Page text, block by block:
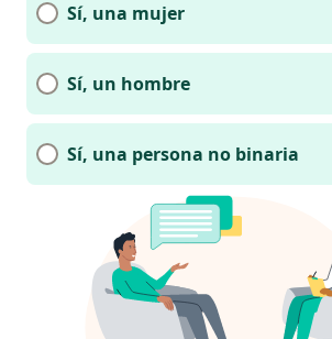
Sí, una mujer
Sí, un hombre
Sí, una persona no binaria